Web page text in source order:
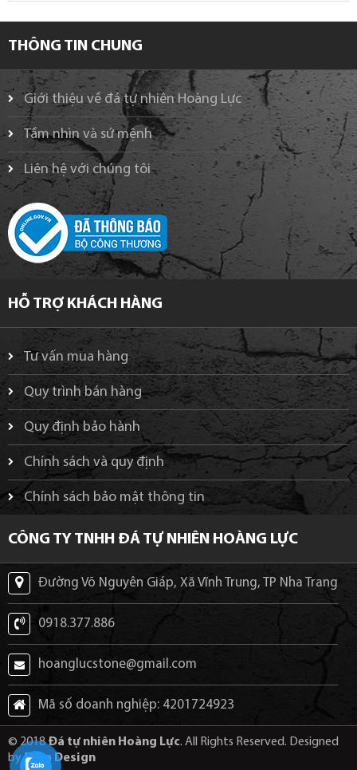
THÔNG TIN CHUNG
Giới thiệu về đá tự nhiên Hoàng Lực
Tầm nhìn và sứ mệnh
Liên hệ với chúng tôi
HỖ TRỢ KHÁCH HÀNG
Tư vấn mua hàng
Quy trình bán hàng
Quy định bảo hành
Chính sách và quy định
Chính sách bảo mật thông tin
CÔNG TY TNHH ĐÁ TỰ NHIÊN HOÀNG LỰC
Đường Võ Nguyên Giáp, Xã Vĩnh Trung, TP Nha Trang
0918.377.886
hoanglucstone@gmail.com
Mã số doanh nghiệp: 4201724923
© 2018Đá tự nhiên Hoàng Lực. All Rights Reserved. Designed
byPuta Design